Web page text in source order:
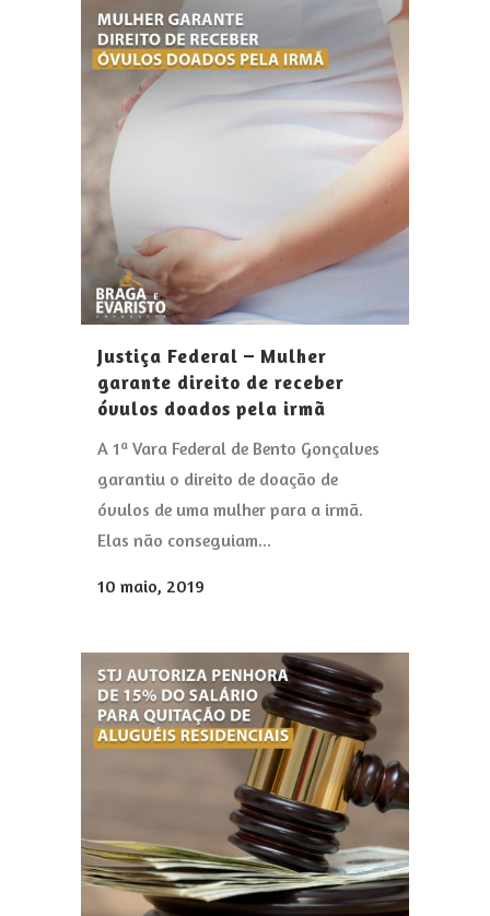
Justiça Federal – Mulher
garante direito de receber
óvulos doados pela irmã
A 1ª Vara Federal de Bento Gonçalves
garantiu o direito de doação de
óvulos de uma mulher para a irmã.
Elas não conseguiam...
10 maio, 2019